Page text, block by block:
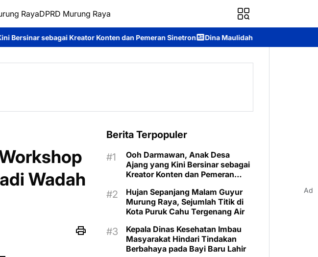
RayaDPRD Murung Raya
Konten dan Pemeran Sinetron Dina Maulidah Terpilih Aklamasi Pimpin Perempuan
Wadah
Berita Terpopuler
Ooh Darmawan, Anak Desa
Ajang yang Kini Bersinar sebagai
Kreator Konten dan Pemeran
Hujan Sepanjang Malam Guyur
Murung Raya, Sejumlah Titik di
Kota Puruk Cahu Tergenang Air
Kepala Dinas Kesehatan Imbau
Masyarakat Hindari Tindakan
Berbahaya pada Bayi Baru Lahir
Ad